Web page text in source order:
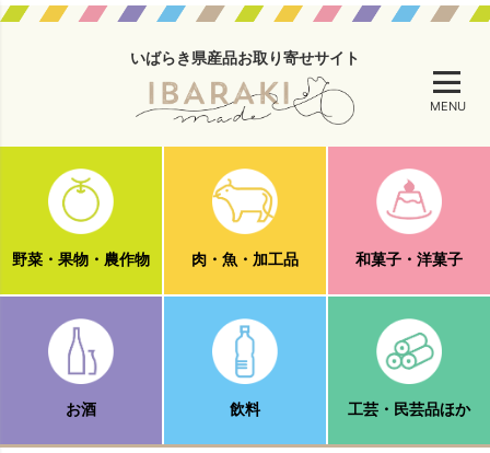
いばらき県産品お取り寄せサイト
MENU
野菜・果物・農作物 肉・魚・加工品 和菓子・洋菓子
お酒 飲料 工芸・民芸品ほか